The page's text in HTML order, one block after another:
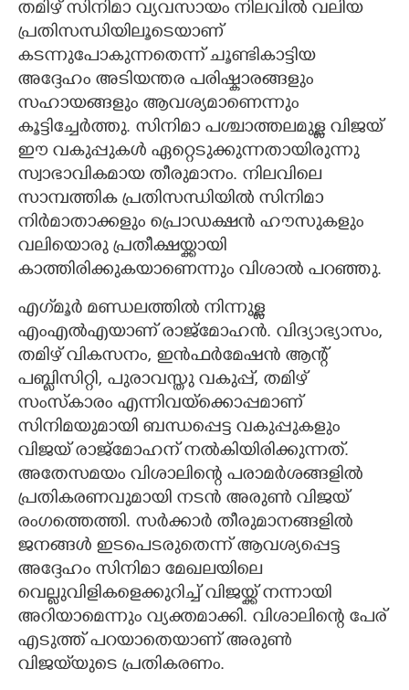
തമിഴ് സിനിമാ വ്യവസായം നിലവിൽ വലിയ
പ്രതിസന്ധിയിലൂടെയാണ്
കടന്നുപോകുന്നതെന്ന് ചൂണ്ടികാട്ടിയ
അദ്ദേഹം അടിയന്തര പരിഷ്കാരങ്ങളും
സഹായങ്ങളും ആവശ്യമാണെന്നും
കൂട്ടിച്ചേർത്തു. സിനിമാ പശ്ചാത്തലമുള്ള വിജയ്
ഈ വകുപ്പുകൾ ഏറ്റെടുക്കുന്നതായിരുന്നു
സ്വാഭാവികമായ തീരുമാനം. നിലവിലെ
സാമ്പത്തിക പ്രതിസന്ധിയിൽ സിനിമാ
നിർമാതാക്കളും പ്രൊഡക്ഷൻ ഹൗസുകളും
വലിയൊരു പ്രതീക്ഷയ്ക്കായി
കാത്തിരിക്കുകയാണെന്നും വിശാൽ പറഞ്ഞു.
എഗ്‌മൂർ മണ്ഡലത്തിൽ നിന്നുള്ള
എംഎൽഎയാണ് രാജ്മോഹന്‍. വിദ്യാഭ്യാസം,
തമിഴ് വികസനം, ഇൻഫർമേഷൻ ആന്റ്
പബ്ലിസിറ്റി, പുരാവസ്തു വകുപ്പ്, തമിഴ്
സംസ്കാരം എന്നിവയ്ക്കൊപ്പമാണ്
സിനിമയുമായി ബന്ധപ്പെട്ട വകുപ്പുകളും
വിജയ് രാജ്മോഹന് നൽകിയിരിക്കുന്നത്.
അതേസമയം വിശാലിന്റെ പരാമർശങ്ങളിൽ
പ്രതികരണവുമായി നടൻ അരുൺ വിജയ്
രംഗത്തെത്തി. സർക്കാർ തീരുമാനങ്ങളിൽ
ജനങ്ങൾ ഇടപെടരുതെന്ന് ആവശ്യപ്പെട്ട
അദ്ദേഹം സിനിമാ മേഖലയിലെ
വെല്ലുവിളികളെക്കുറിച്ച് വിജയ്ക്ക് നന്നായി
അറിയാമെന്നും വ്യക്തമാക്കി. വിശാലിന്റെ പേര്
എടുത്ത് പറയാതെയാണ് അരുൺ
വിജയ്‌യുടെ പ്രതികരണം.